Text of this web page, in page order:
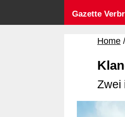
Gazette
Home
Zwei